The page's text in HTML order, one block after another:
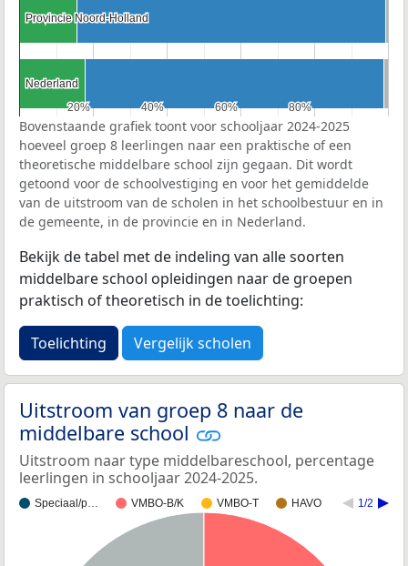
20%
20% 40%
40% 60%
60% 80%
80%
Provincie Noord-Holland
Provincie Noord-Holland
Nederland
Nederland
Bovenstaande grafiek toont voor schooljaar 2024-2025
hoeveel groep 8 leerlingen naar een praktische of een
theoretische middelbare school zijn gegaan. Dit wordt
getoond voor de schoolvestiging en voor het gemiddelde
van de uitstroom van de scholen in het schoolbestuur en in
de gemeente, in de provincie en in Nederland.
Bekijk de tabel met de indeling van alle soorten
middelbare school opleidingen naar de groepen
praktisch of theoretisch in de toelichting:
Toelichting Vergelijk scholen
Uitstroom van groep 8 naar de
middelbare school
Uitstroom naar type middelbareschool, percentage
leerlingen in schooljaar 2024-2025.
Speciaal/p… VMBO-B/K VMBO-T HAVO 1/2